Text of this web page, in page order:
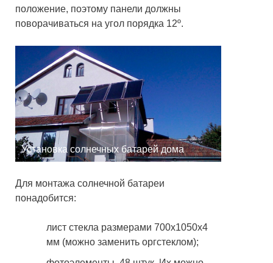
положение, поэтому панели должны
поворачиваться на угол порядка 12º.
Установка солнечных батарей дома
Для монтажа солнечной батареи
понадобится:
лист стекла размерами 700х1050х4
мм (можно заменить оргстеклом);